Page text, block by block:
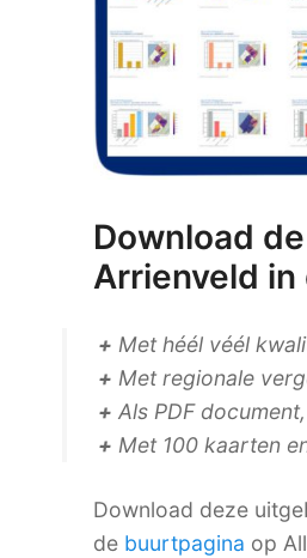
Download
Arrienveld in
+ Met héél véél
+ Met regionale
+ Als PDF
+ Met 100 kaarten
Download deze
de buurtpagina op